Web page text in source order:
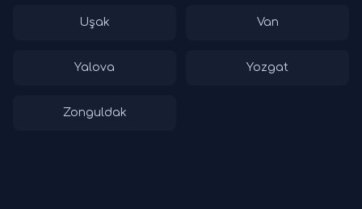
Uşak Van
Yalova Yozgat
Zonguldak